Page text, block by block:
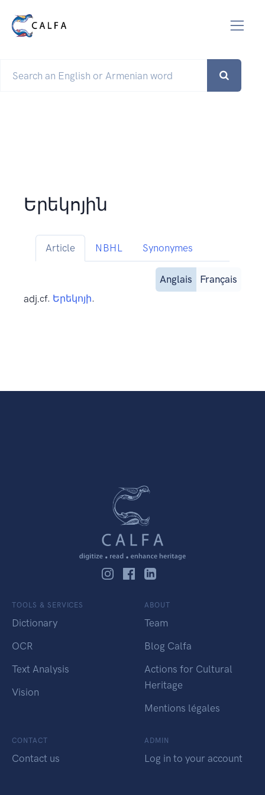
Երեկոյին
Article NBHL Synonymes
Anglais
Français
adj.cf. Երեկոյի.
TOOLS & SERVICES
Dictionary
OCR
Text Analysis
Vision
ABOUT
Team
Blog Calfa
Actions for Cultural
Heritage
Mentions légales
CONTACT
Contact us
ADMIN
Log in to your account